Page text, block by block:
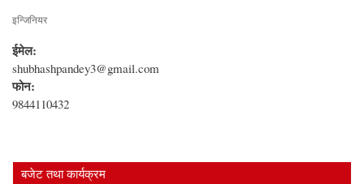
इन्जिनियर
ईमेल:
shubhashpandey3@gmail.com
फोन:
9844110432
बजेट तथा कार्यक्रम